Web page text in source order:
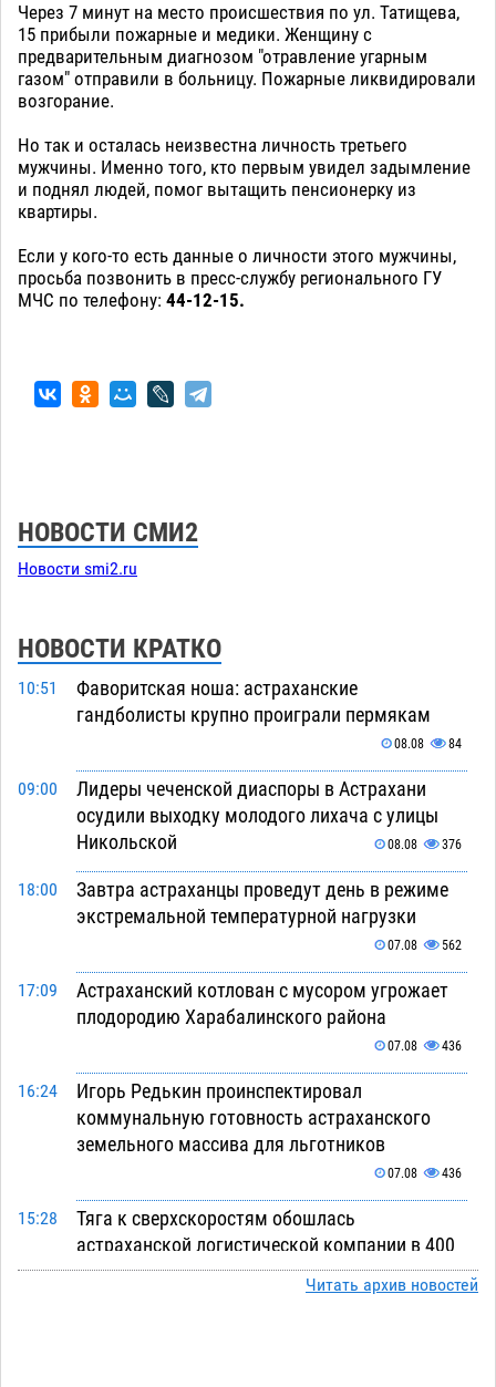
Через 7 минут на место происшествия по ул. Татищева,
15 прибыли пожарные и медики. Женщину с
предварительным диагнозом "отравление угарным
газом" отправили в больницу. Пожарные ликвидировали
возгорание.
Но так и осталась неизвестна личность третьего
мужчины. Именно того, кто первым увидел задымление
и поднял людей, помог вытащить пенсионерку из
квартиры.
Если у кого-то есть данные о личности этого мужчины,
просьба позвонить в пресс-службу регионального ГУ
МЧС по телефону: 44-12-15.
НОВОСТИ СМИ2
Новости smi2.ru
НОВОСТИ КРАТКО
10:51
Фаворитская ноша: астраханские
гандболисты крупно проиграли пермякам
08.08 84
09:00
Лидеры чеченской диаспоры в Астрахани
осудили выходку молодого лихача с улицы
Никольской
08.08 376
18:00
Завтра астраханцы проведут день в режиме
экстремальной температурной нагрузки
07.08 562
17:09
Астраханский котлован с мусором угрожает
плодородию Харабалинского района
07.08 436
16:24
Игорь Редькин проинспектировал
коммунальную готовность астраханского
земельного массива для льготников
07.08 436
15:28
Тяга к сверхскоростям обошлась
астраханской логистической компании в 400
тысяч рублей
07.08 474
Читать архив новостей